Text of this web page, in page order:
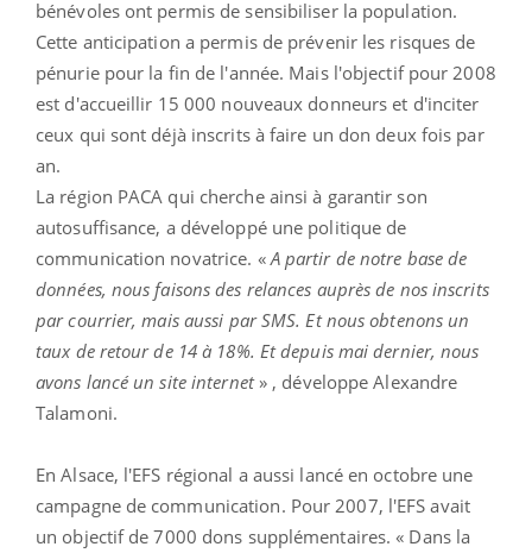
bénévoles ont permis de sensibiliser la population.
Cette anticipation a permis de prévenir les risques de
pénurie pour la fin de l'année. Mais l'objectif pour 2008
est d'accueillir 15 000 nouveaux donneurs et d'inciter
ceux qui sont déjà inscrits à faire un don deux fois par
an.
La région PACA qui cherche ainsi à garantir son
autosuffisance, a développé une politique de
communication novatrice. « A partir de notre base de
données, nous faisons des relances auprès de nos inscrits
par courrier, mais aussi par SMS. Et nous obtenons un
taux de retour de 14 à 18%. Et depuis mai dernier, nous
avons lancé un site internet» , développe Alexandre
Talamoni.
En Alsace, l'EFS régional a aussi lancé en octobre une
campagne de communication. Pour 2007, l'EFS avait
un objectif de 7000 dons supplémentaires. « Dans la